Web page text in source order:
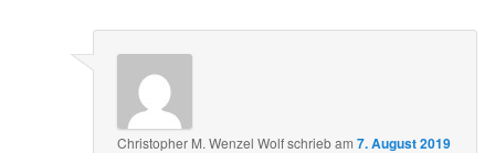
Christopher M. Wenzel Wolfschriebam7. August 2019